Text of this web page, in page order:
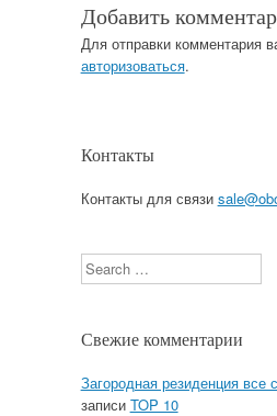
Добавить
Для отправки комментария
авторизоваться.
Контакты
Контакты для связи
Search
Свежие комментарии
Загородная резиденция все
записи TOP 10